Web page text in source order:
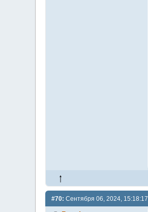
#70: Сентября 06, 2024, 15:18:17